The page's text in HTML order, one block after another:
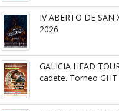
IV ABERTO DE SAN
2026
GALICIA HEAD
cadete. Torneo